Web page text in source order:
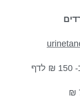
₪ לדף